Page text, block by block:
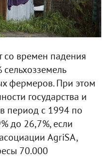
со времен падения
фермеров. При этом
государства и
период с 1994 по
до 26,7%, если
AgriSA,
70.000